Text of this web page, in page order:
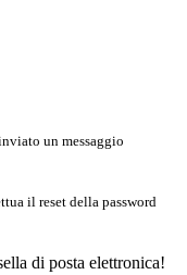
un messaggio
il reset della password
di posta elettronica!